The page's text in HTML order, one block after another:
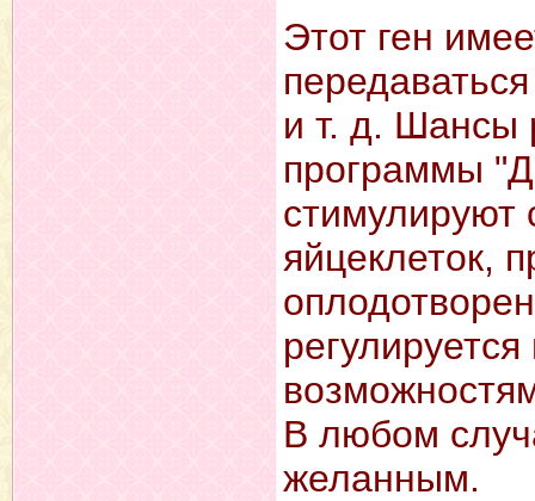
Этот ген
и т. д. Шансы
программы
стимулируют
яйцеклеток,
В любом
желанным.